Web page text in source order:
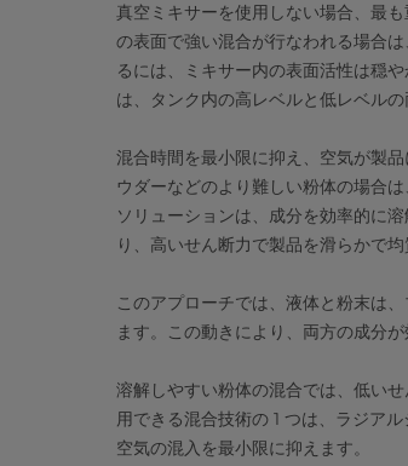
真空ミキサーを使用しない場合、最
の表面で強い混合が行なわれる場合
るには、ミキサー内の表面活性は穏
は、タンク内の高レベルと低レベル
混合時間を最小限に抑え、空気が製
ウダーなどのより難しい粉体の場合
ソリューションは、成分を効率的に
り、高いせん断力で製品を滑らかで均
このアプローチでは、液体と粉末は
ます。この動きにより、両方の成分
溶解しやすい粉体の混合では、低い
用できる混合技術の 1 つは、ラジア
空気の混入を最小限に抑えます。